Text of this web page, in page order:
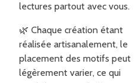
lectures partout avec vous.
🌿 Chaque création étant
réalisée artisanalement, le
placement des motifs peut
légèrement varier, ce qui